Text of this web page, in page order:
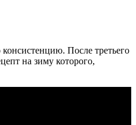
После третьего
на зиму которого,